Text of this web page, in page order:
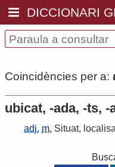
DICCIONARI
Coincidències per a:
ubicat, -ada, -ts, -
adj. m. Situat,